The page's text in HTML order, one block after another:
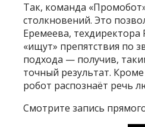
Так, команда
столкновений. Это
Еремеева,
«ищут» препятствия по
подхода — получив,
точный результат.
робот распознаёт речь
Смотрите запись